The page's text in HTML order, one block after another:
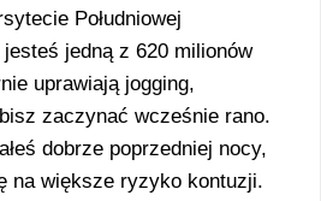
Południowej
jedną z 620 milionów
uprawiają jogging,
zaczynać wcześnie rano.
dobrze poprzedniej nocy,
na większe ryzyko kontuzji.